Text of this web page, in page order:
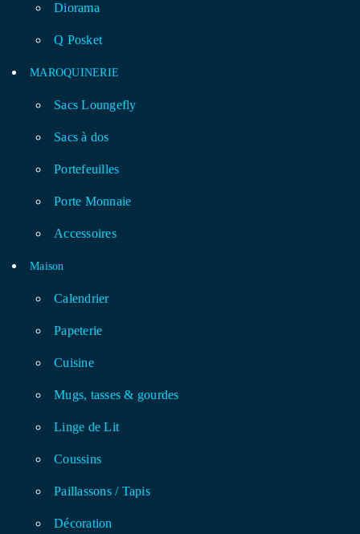
Diorama
Q Posket
MAROQUINERIE
Sacs Loungefly
Sacs à dos
Portefeuilles
Porte Monnaie
Accessoires
Maison
Calendrier
Papeterie
Cuisine
Mugs, tasses & gourdes
Linge de Lit
Coussins
Paillassons / Tapis
Décoration